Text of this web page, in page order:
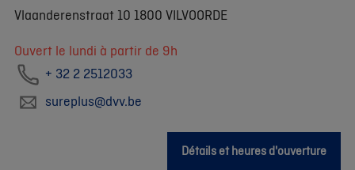
Vlaanderenstraat 10 1800 VILVOORDE
Ouvert le lundi à partir de 9h
+ 32 2 2512033
sureplus@dvv.be
Détails et heures d'ouverture